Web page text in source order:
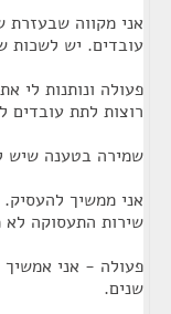
אני מקווה שבעזרת
עובדים. יש לשכות
פעולה ונותנות לי
רוצות לתת עובדים
שמירה בטענה שיש
אני ממשיך
שירות התעסוקה
שנים.